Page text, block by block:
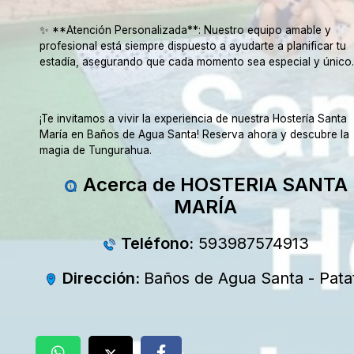
✨ **Atención Personalizada**: Nuestro equipo amable y
profesional está siempre dispuesto a ayudarte a planificar tu
estadía, asegurando que cada momento sea especial y único.
¡Te invitamos a vivir la experiencia de nuestra Hostería Santa
María en Baños de Agua Santa! Reserva ahora y descubre la
magia de Tungurahua.
Acerca de HOSTERIA SANTA
MARÍA
Teléfono: 593987574913
Dirección: Baños de Agua Santa -